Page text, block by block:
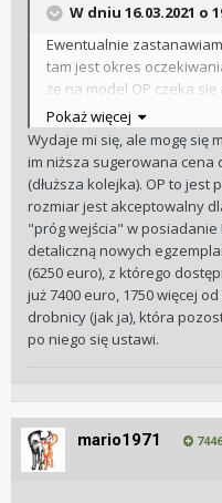
W dniu 16.03.2021 o
Ewentualnie
tam jest okres
że na model OP czeka
odpowiedź.
Pokaż więcej
Wydaje mi się, ale mogę się
im niższa sugerowana cena
(dłuższa kolejka). OP to
rozmiar jest akceptowalny
"próg wejścia" w posiadanie
detaliczną nowych
(6250 euro), z którego
już 7400 euro, 1750 więcej
drobnicy (jak ja), która
po niego się ustawi.
mario1971